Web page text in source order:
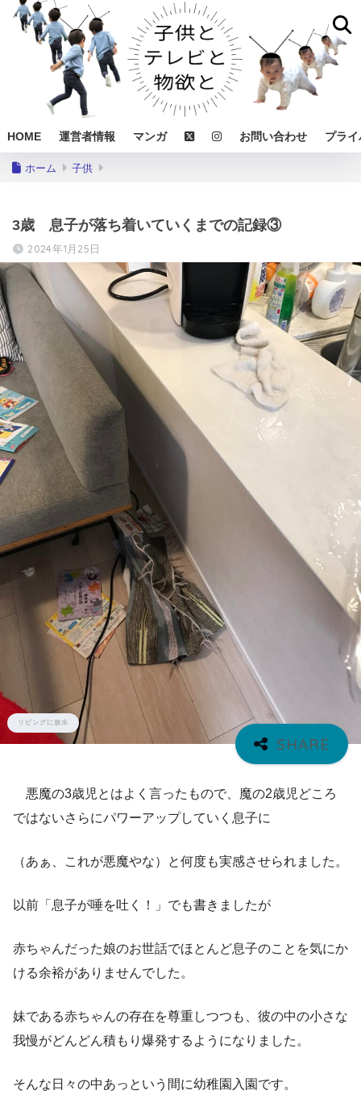
HOME 運営者情報 マンガ お問い合わせ プラ
ホーム 子供
3歳 息子が落ち着いていくまでの記録③
2024年1月25日
リビングに放水
悪魔の3歳児とはよく言ったもので、魔の2歳児どころ
ではないさらにパワーアップしていく息子に
（あぁ、これが悪魔やな）と何度も実感させられました。
以前「息子が唾を吐く！」でも書きましたが
赤ちゃんだった娘のお世話でほとんど息子のことを気にか
ける余裕がありませんでした。
妹である赤ちゃんの存在を尊重しつつも、彼の中の小さな
我慢がどんどん積もり爆発するようになりました。
そんな日々の中あっという間に幼稚園入園です。